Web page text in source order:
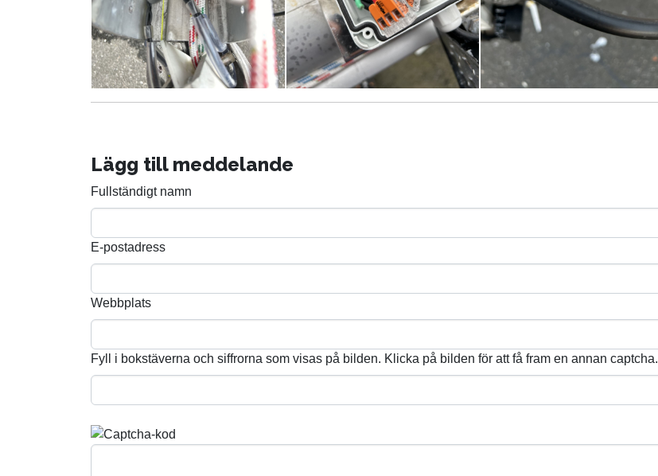
Lägg till meddelande
Fullständigt namn
E-postadress
Webbplats
Fyll i bokstäverna och siffrorna som visas på bilden. Klicka på bilden för att få fram en annan captcha.